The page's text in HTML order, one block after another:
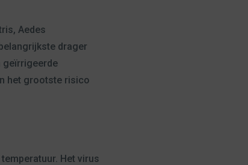
Aedes
drager
geïrrigeerde
het grootste risico
Het virus